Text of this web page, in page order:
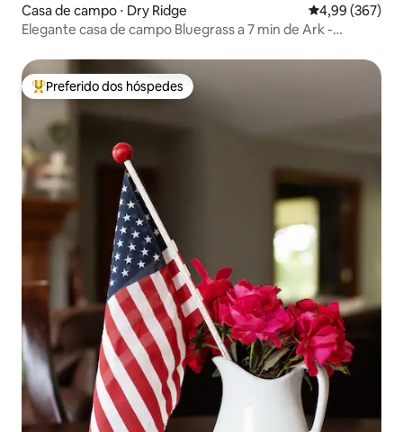
Casa de campo ⋅ Dry Ridge 4,99 de uma
4,99 (367)
Elegante casa de campo Bluegrass a 7 min de Ark -
Entre os melhores preferidos dos hóspedes
Preferido dos hóspedes